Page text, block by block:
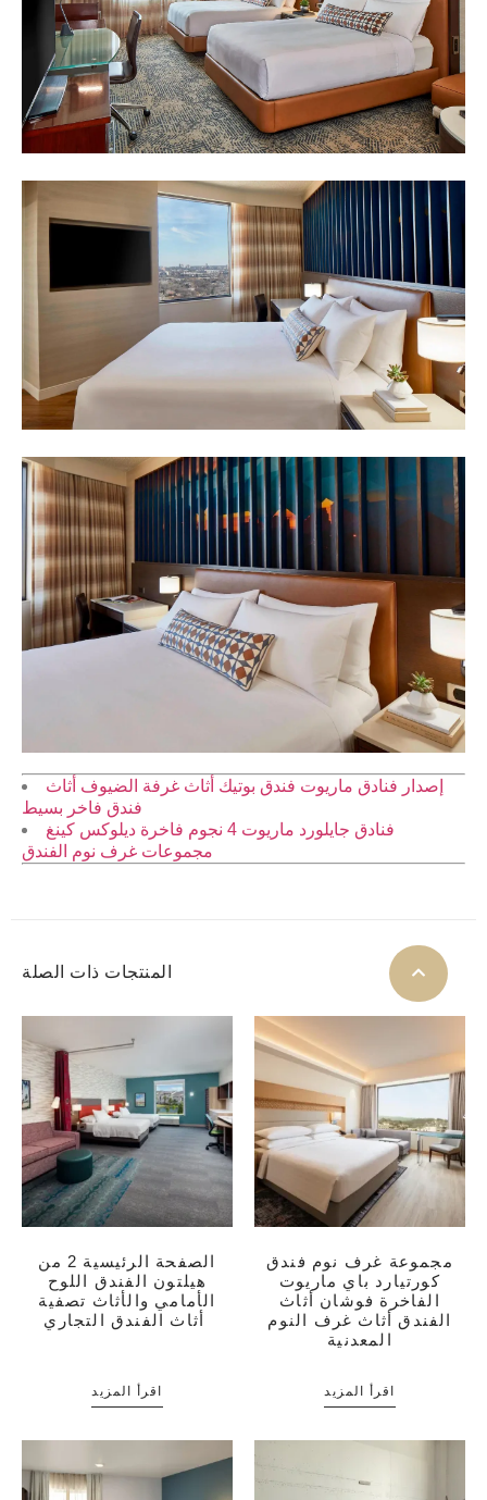
إصدار فنادق ماريوت فندق بوتيك أثاث غرفة الضيوف أثاث
فندق فاخر بسيط
فنادق جايلورد ماريوت 4 نجوم فاخرة ديلوكس كينغ
المنتجات ذات الصلة
الصفحة الرئيسية 2 من
هيلتون الفندق اللوح
الأمامي والأثاث تصفية
اقرأ المزيد
مجموعة غرف نوم فندق
كورتيارد باي ماريوت
الفاخرة فوشان أثاث
الفندق أثاث غرف النوم
المعدنية
اقرأ المزيد